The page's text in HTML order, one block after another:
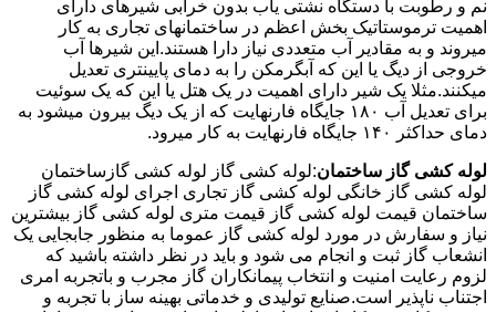
نم و رطوبت با دستگاه نشتی یاب بدون خرابی شیرهای دارای
اهمیت ترموستاتیک بخش اعظم در ساختمانهای تجاری به کار
میروند و به مقادیر آب متعددی نیاز دارا هستند.این شیرها آب
خروجی از دیگ یا این که آبگرمکن را به دمای پایینتری تعدیل
میکنند.مثلا یک شیر دارای اهمیت در یک هتل یا این که یک سوئیت
برای تعدیل آب ۱۸۰ جایگاه فارنهایت که از یک دیگ بیرون میشود به
دمای حداکثر ۱۴۰ جایگاه فارنهایت به کار میرود.
لوله کشی گاز ساختمان:لوله کشی گاز لوله کشی گازساختمان
لوله کشی گاز خانگی لوله کشی گاز تجاری اجرای لوله کشی گاز
ساختمان قیمت لوله کشی گاز قیمت متری لوله کشی گاز بیشترین
نیاز و سفارش در مورد لوله کشی گاز عموما به منظور جابجایی یک
انشعاب گاز ثبت و انجام می شود و باید در نظر داشته باشید که
لزوم رعایت امنیت و انتخاب پیمانکاران گاز مجرب و باتجربه امری
اجتناب ناپذیر است.صنایع تولیدی و خدماتی بهینه ساز با تجربه و